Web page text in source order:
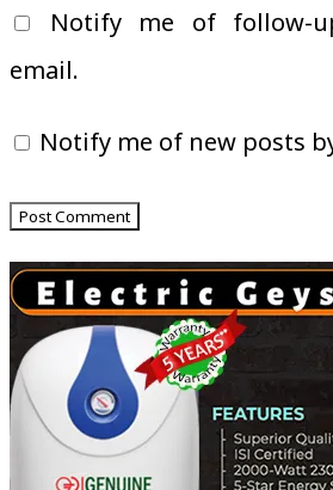
Notify me of follow-
email.
Notify me of new posts